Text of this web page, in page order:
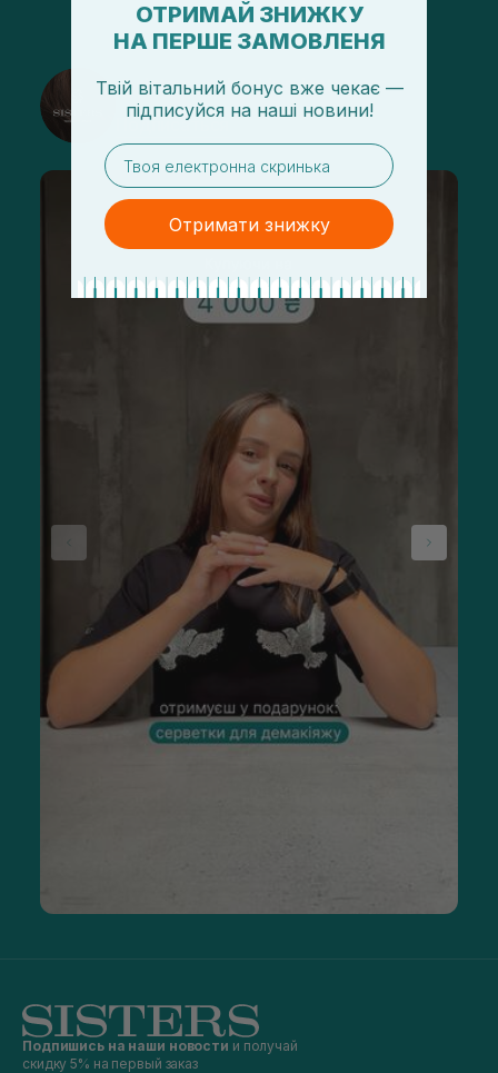
@sisters_stelmakh в Instagram
Подписаться
Подпишись на наши новости и получай
скидку 5% на первый заказ
ОТРИМАЙ ЗНИЖКУ
НА ПЕРШЕ ЗАМОВЛЕНЯ
Твій вітальний бонус вже чекає —
підписуйся на наші новини!
email
Отримати знижку